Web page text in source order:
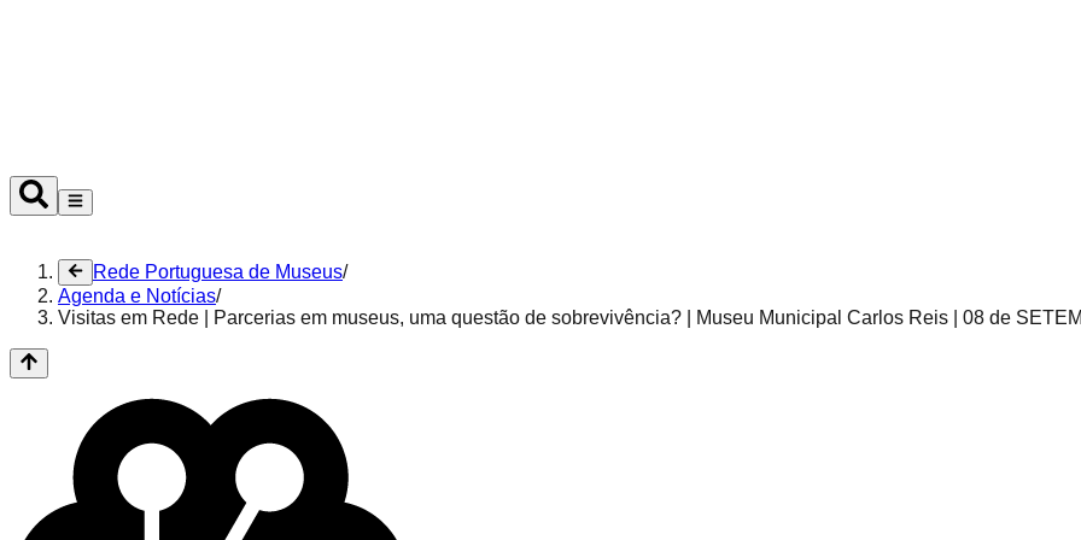
Rede Portuguesa de Museus/
Agenda e Notícias/
Visitas em Rede | Parcerias em museus, uma questão de sobrevivência? | Museu Municipal Carlos Reis | 08 de